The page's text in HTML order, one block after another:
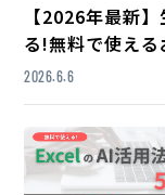
【2026年最新
る!無料で使え
2026.6.6